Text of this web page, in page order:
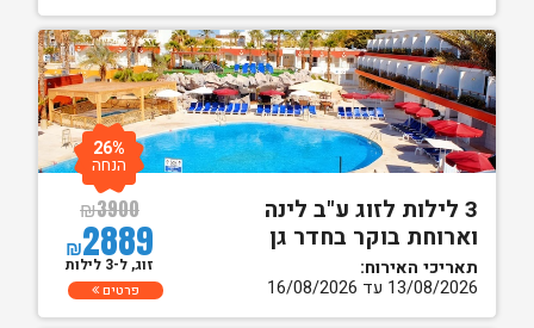
3 לילות לזוג ע"ב לינה
וארוחת בוקר בחדר גן
תאריכי האירוח:
13/08/2026 עד 16/08/2026
₪3900
₪2889
26%
הנחה
זוג, ל-3 לילות
פרטים